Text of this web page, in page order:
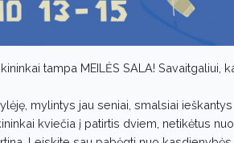
tampa MEILĖS SALA!
mylintys jau seniai, smalsiai
kviečia į patirtis dviem, netikėtus